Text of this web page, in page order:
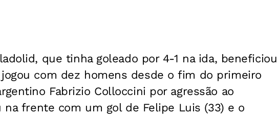
que tinha goleado por 4-1 na ida, beneficiou
com dez homens desde o fim do primeiro
Fabrizio Colloccini por agressão ao
na frente com um gol de Felipe Luis (33) e o